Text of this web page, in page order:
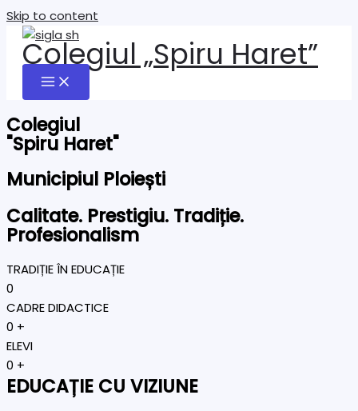
Skip to content
Colegiul „Spiru Haret”
Colegiul
"Spiru Haret"
Municipiul Ploiești
Calitate. Prestigiu. Tradiție.
Profesionalism
TRADIȚIE ÎN EDUCAȚIE
0
CADRE DIDACTICE
0 +
ELEVI
0 +
EDUCAȚIE CU VIZIUNE